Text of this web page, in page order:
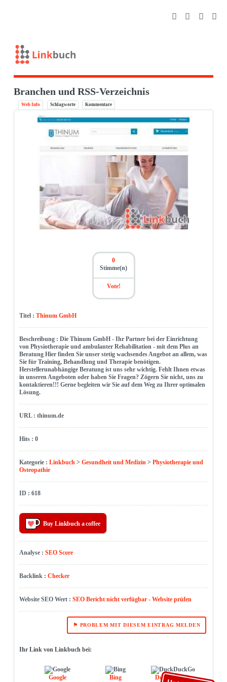
Branchen und RSS-Verzeichnis
Web Info Schlagworte Kommentare
0
Stimme(n)
Vote!
Titel : Thinum GmbH
Beschreibung : Die Thinum GmbH - Ihr Partner bei der Einrichtung
von Physiotherapie und ambulanter Rehabilitation - mit dem Plus an
Beratung Hier finden Sie unser stetig wachsendes Angebot an allem, was
Sie für Training, Behandlung und Therapie benötigen.
Herstellerunabhängige Beratung ist uns sehr wichtig. Fehlt Ihnen etwas
in unseren Angeboten oder haben Sie Fragen? Zögern Sie nicht, uns zu
kontaktieren!!! Gerne begleiten wir Sie auf dem Weg zu Ihrer optimalen
Lösung.
URL : thinum.de
Hits : 0
Kategorie : Linkbuch> Gesundheit und Medizin> Physiotherapie und
Osteopathie
ID : 618
Buy Linkbuch a coffee
Analyse : SEO Score
Backlink : Checker
Website SEO Wert : SEO Bericht nicht verfügbar - Website prüfen
⚑ PROBLEM MIT DIESEM EINTRAG MELDEN
Ihr Link von Linkbuch bei:
Google Bing DuckDuckGo